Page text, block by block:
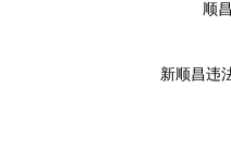
顺
新顺昌违